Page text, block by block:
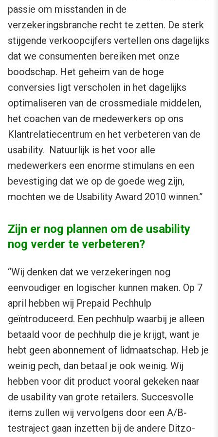
passie om misstanden in de
verzekeringsbranche recht te zetten. De sterk
stijgende verkoopcijfers vertellen ons dagelijks
dat we consumenten bereiken met onze
boodschap. Het geheim van de hoge
conversies ligt verscholen in het dagelijks
optimaliseren van de crossmediale middelen,
het coachen van de medewerkers op ons
Klantrelatiecentrum en het verbeteren van de
usability. Natuurlijk is het voor alle
medewerkers een enorme stimulans en een
bevestiging dat we op de goede weg zijn,
mochten we de Usability Award 2010 winnen.”
Zijn er nog plannen om de usability
nog verder te verbeteren?
“Wij denken dat we verzekeringen nog
eenvoudiger en logischer kunnen maken. Op 7
april hebben wij Prepaid Pechhulp
geïntroduceerd. Een pechhulp waarbij je alleen
betaald voor de pechhulp die je krijgt, want je
hebt geen abonnement of lidmaatschap. Heb je
weinig pech, dan betaal je ook weinig. Wij
hebben voor dit product vooral gekeken naar
de usability van grote retailers. Succesvolle
items zullen wij vervolgens door een A/B-
testraject gaan inzetten bij de andere Ditzo-